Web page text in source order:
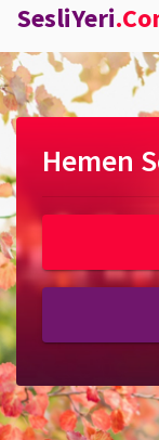
SesliYeri
Hemen